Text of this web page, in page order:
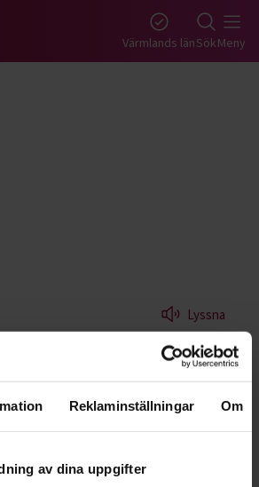
Reklaminställningar Om
av dina uppgifter
startsida Värmlands länSökMeny
Lyssna
- Värmland
både som
eller för rent
behöver du ett förarbevis. Vi